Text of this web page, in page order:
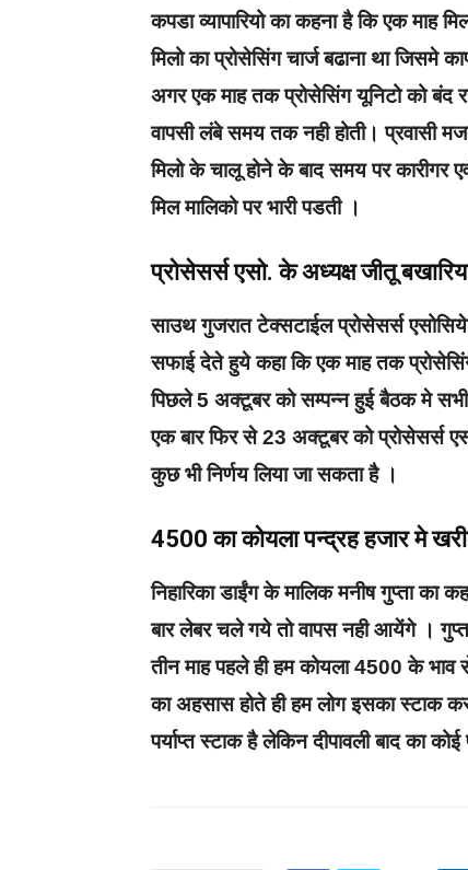
कपडा व्यापारियो का कहना है कि एक
मिलो का प्रोसेसिंग चार्ज‌ बढाना था‌
अगर एक‌ माह तक प्रोसेसिंग यूनिटो‌ को बंद
वापसी‌ लंबे समय‌ तक नही‌ होती‌।‌ प्रवासी
मिलो के चालू होने के बाद समय‌ पर कारीगर
मिल मालिको पर भारी पडती ‌।
प्रोसेसर्स‌ एसो. के अध्यक्ष जीतू
साउथ गुजरात‌ टेक्सटाईल प्रोसेसर्स‌‌
सफाई देते हुये‌ कहा कि एक माह तक
पिछले 5 अक्टूबर को सम्पन्न हुई बैठक‌ मे
एक बार फिर से 23 अक्टूबर को प्रोसेसर्स‌
कुछ‌ भी निर्णय‌ लिया जा‌ सकता है ।
4500 का कोयला पन्द्रह हजार मे
निहारिका डाईंग के मालिक मनीष गुप्ता का
बार लेबर चले गये तो वापस नही आयेंगे ।
तीन माह पहले ही हम कोयला 4500 के
का अहसास होते ही‌ हम लोग इसका स्टाक
पर्याप्त स्टाक है लेकिन दीपावली बाद का कोई